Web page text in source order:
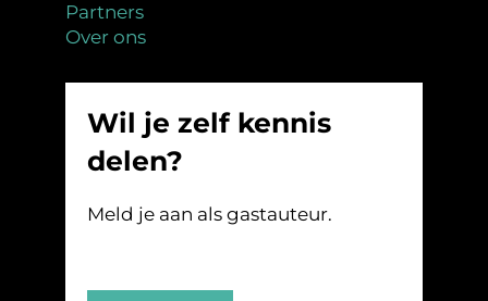
Partners
Over ons
Wil je zelf kennis
delen?
Meld je aan als gastauteur.